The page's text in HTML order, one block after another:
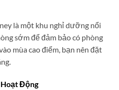
là một khu nghỉ dưỡng nổi
sớm để đảm bảo có phòng
mùa cao điểm, bạn nên đặt
Hoạt Động